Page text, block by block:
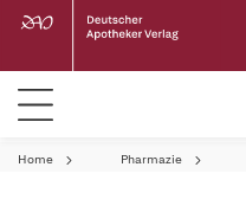
Home Pharmazie